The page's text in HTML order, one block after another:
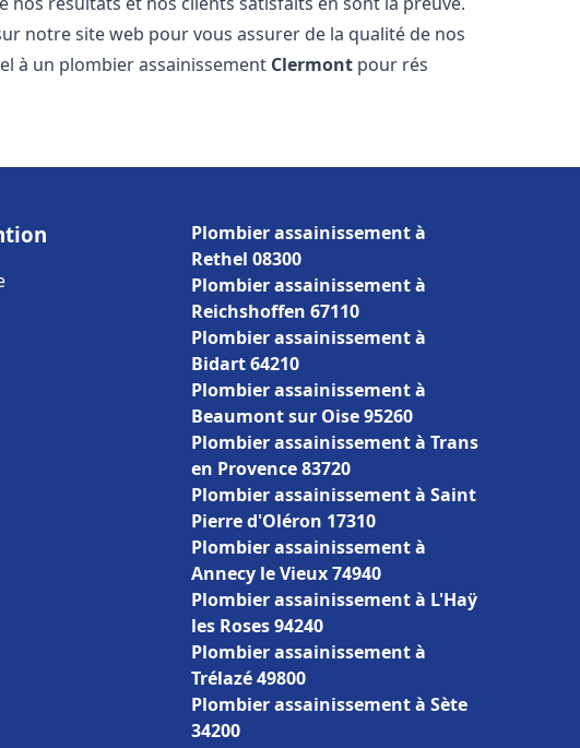
notre site web pour vous assurer de la qualité de nos
à un plombier assainissement Clermont pour rés
Plombier assainissement à
Rethel 08300
Plombier assainissement à
Reichshoffen 67110
Plombier assainissement à
Bidart 64210
Plombier assainissement à
Beaumont sur Oise 95260
Plombier assainissement à Trans
en Provence 83720
Plombier assainissement à Saint
Pierre d'Oléron 17310
Plombier assainissement à
Annecy le Vieux 74940
Plombier assainissement à L'Haÿ
les Roses 94240
Plombier assainissement à
Trélazé 49800
Plombier assainissement à Sète
34200